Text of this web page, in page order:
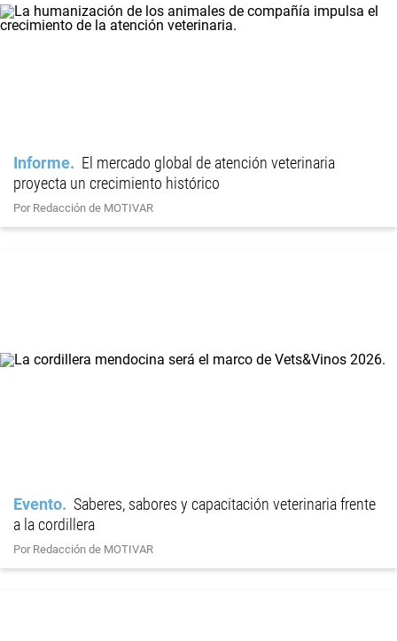
Informe
El mercado global de atención veterinaria
proyecta un crecimiento histórico
Por Redacción de MOTIVAR
Evento
Saberes, sabores y capacitación veterinaria frente
a la cordillera
Por Redacción de MOTIVAR